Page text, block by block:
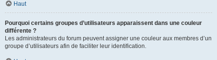
Haut
Pourquoi certains groupes d’utilisateurs apparaissent dans une couleur
différente ?
Les administrateurs du forum peuvent assigner une couleur aux membres d’un
groupe d’utilisateurs afin de faciliter leur identification.